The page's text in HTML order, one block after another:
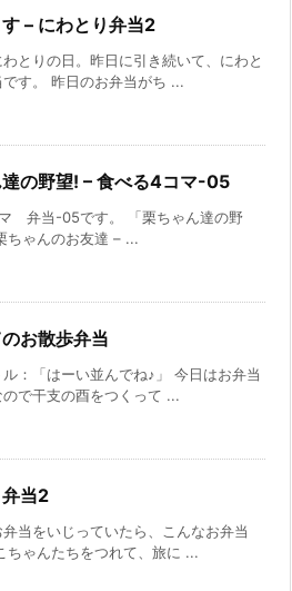
– にわとり弁当2
とりの日。昨日に引き続いて、にわと
です。 昨日のお弁当がち ...
の野望! – 食べる4コマ-05
弁当-05です。 「栗ちゃん達の野
ちゃんのお友達 – ...
お散歩弁当
：「はーい並んでね♪」 今日はお弁当
で干支の酉をつくって ...
当2
当をいじっていたら、こんなお弁当
ちゃんたちをつれて、旅に ...